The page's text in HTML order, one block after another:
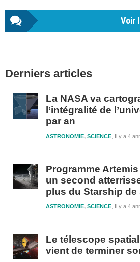
Voir
latérale
Derniers articles
La NASA va
l’intégralité de
par an
Il y a 4
ASTRONOMIE, SCIENCE
Programme
un second
plus du Starship de
Il y a 4
ASTRONOMIE, SCIENCE
Le télescope
vient de terminer